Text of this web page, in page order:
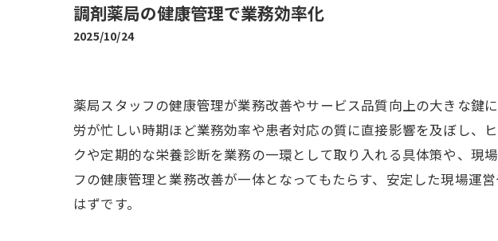
調剤薬局の健康管理で業務効率化
2025/10/24
薬局スタッフの健康管理が業務改善やサービス品質向上の大きな鍵
労が忙しい時期ほど業務効率や患者対応の質に直接影響を及ぼし、
クや定期的な栄養診断を業務の一環として取り入れる具体策や、現
フの健康管理と業務改善が一体となってもたらす、安定した現場運
はずです。